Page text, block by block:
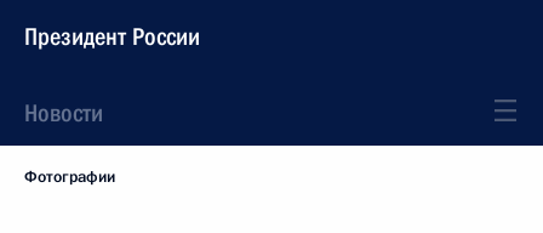
Президент России
Новости
Фотографии